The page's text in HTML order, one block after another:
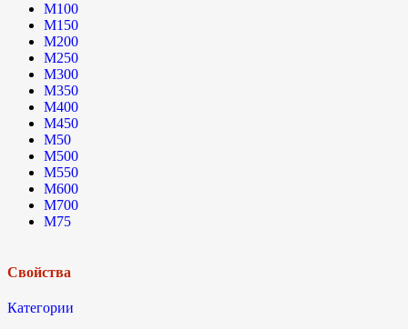
М100
М150
М200
М250
М300
М350
М400
М450
М50
М500
М550
М600
М700
М75
Свойства
Категории